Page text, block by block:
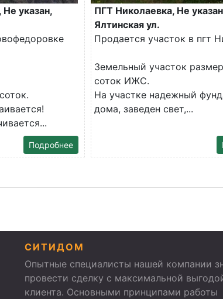
указан,
Подробнее
ПГТ Николаевка, Не
Ялтинская ул.
Продается участок в пгт
Земельный участок
соток ИЖС.
На участке надежный
дома, заведен свет,...
СИТИДОМ
Опытные специалисты нашей компании
провести сделку с максимальной
клиента. Основными принципами работы